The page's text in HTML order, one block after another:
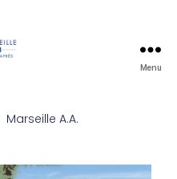
Menu
Marseille A.A.